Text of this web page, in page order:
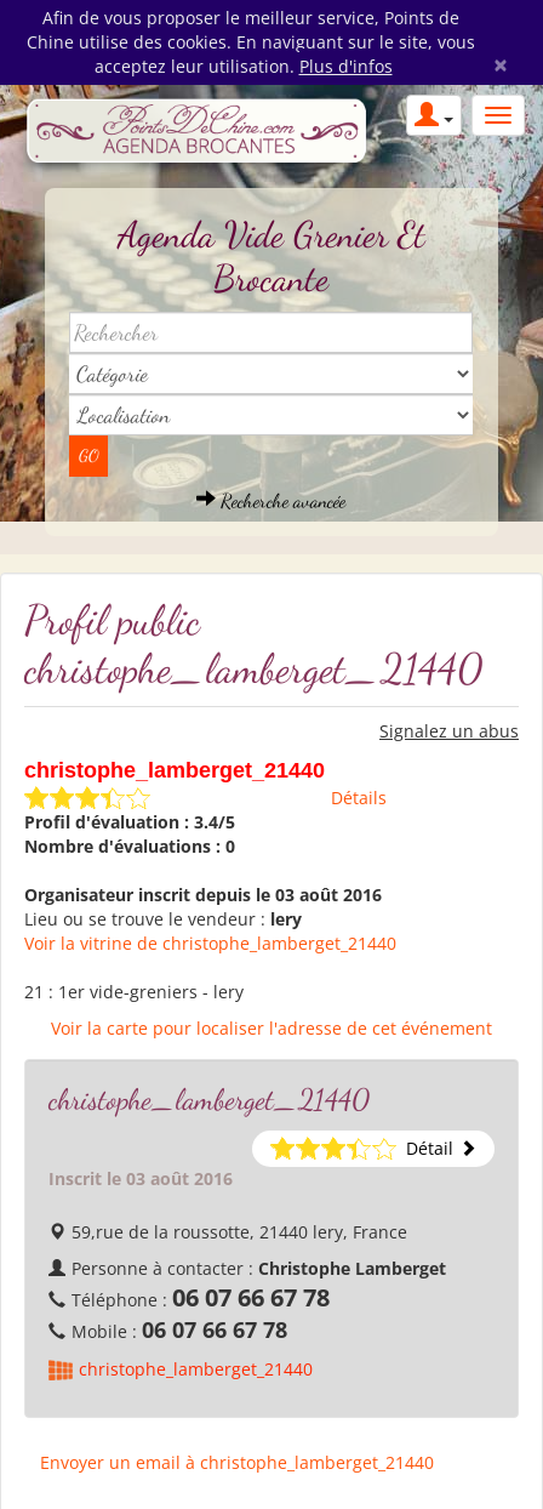
Afin de vous proposer le meilleur service, Points de
Chine utilise des cookies. En naviguant sur le site, vous
acceptez leur utilisation. Plus d'infos ×
Agenda Vide Grenier Et
Brocante
Recherche avancée
Profil public
christophe_lamberget_21440
Signalez un abus
christophe_lamberget_21440
Détails
Profil d'évaluation : 3.4/5
Nombre d'évaluations : 0
Organisateur inscrit depuis le 03 août 2016
Lieu ou se trouve le vendeur : lery
Voir la vitrine de christophe_lamberget_21440
21 : 1er vide-greniers - lery
Voir la carte pour localiser l'adresse de cet événement
christophe_lamberget_21440
Détail
Inscrit le 03 août 2016
59,rue de la roussotte, 21440 lery, France
Personne à contacter : Christophe Lamberget
Téléphone : 06 07 66 67 78
Mobile : 06 07 66 67 78
christophe_lamberget_21440
Envoyer un email à christophe_lamberget_21440